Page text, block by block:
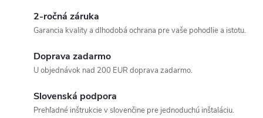
2-ročná záruka
Garancia kvality a dlhodobá ochrana pre vaše pohodlie a istotu.
Doprava zadarmo
U objednávok nad 200 EUR doprava zadarmo.
Slovenská podpora
Prehľadné inštrukcie v slovenčine pre jednoduchú inštaláciu.